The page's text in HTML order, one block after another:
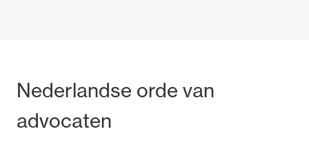
Bezoek- en postadres
Nederlandse orde van
advocaten
het rechtsgebiedenregister en